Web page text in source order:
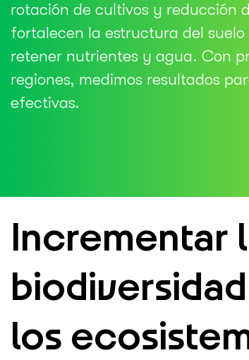
rotación de cultivos y reducción
fortalecen la estructura del
retener nutrientes y agua. Con
regiones, medimos resultados
efectivas.
Incrementar
los